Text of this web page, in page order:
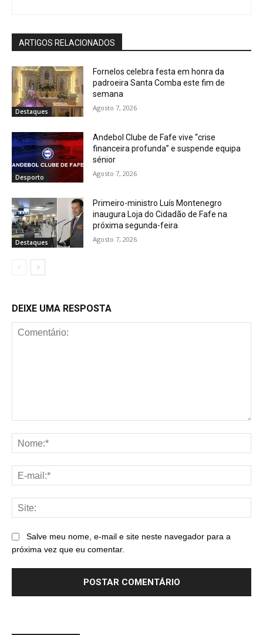
ARTIGOS RELACIONADOS
Destaques
Fornelos celebra festa em honra da
padroeira Santa Comba este fim de
semana
Agosto 7, 2026
Desporto
Andebol Clube de Fafe vive “crise
financeira profunda” e suspende equipa
sénior
Agosto 7, 2026
Destaques
Primeiro-ministro Luís Montenegro
inaugura Loja do Cidadão de Fafe na
próxima segunda-feira
Agosto 7, 2026
DEIXE UMA RESPOSTA
Salve meu nome, e-mail e site neste navegador para a
próxima vez que eu comentar.